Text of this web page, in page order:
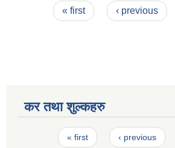
Pages« first ‹ previous
कर तथा शुल्कहरु
Pages« first ‹ previous